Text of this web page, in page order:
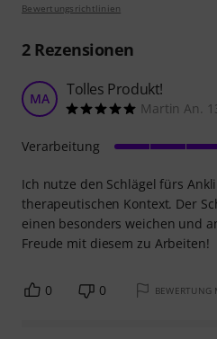
Bewertungsrichtlinien
2Rezensionen
MA Tolles Produkt!
Martin An.
Ich nutze den Schlägel fürs
therapeutischen Kontext. Der
einen besonders weichen und
Freude mit diesem zu Arbeiten!
Verarbeitung
0 0 BEWERTUNG